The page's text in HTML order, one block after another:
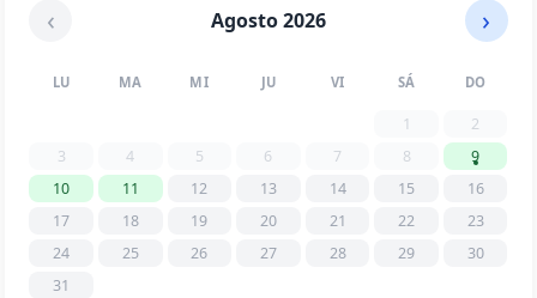
‹ Agosto 2026 ›
LU MA MI JU VI SÁ DO
1
2
3
4 5 6 7 8
9
10
11 12 13 14 15
16
17
18 19 20 21 22
23
24
25 26 27 28 29
30
31